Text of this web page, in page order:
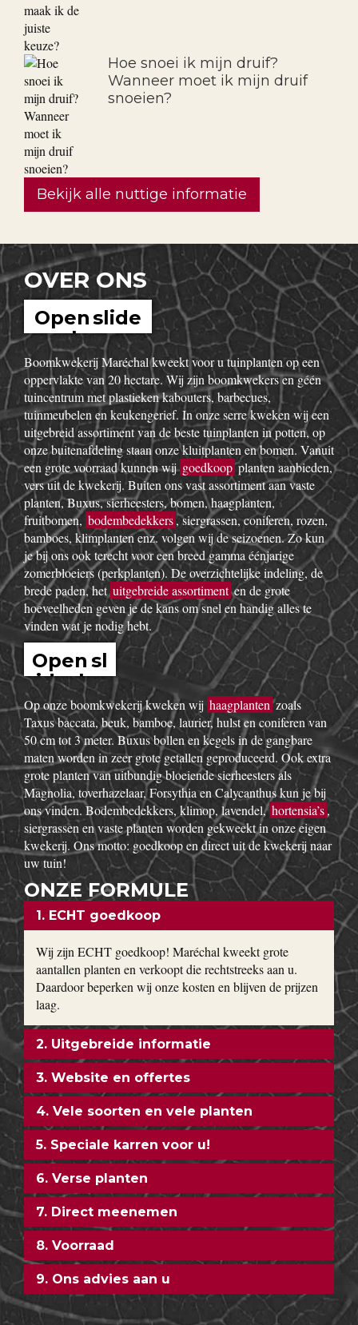
Hoe snoei ik mijn druif?
Wanneer moet ik mijn druif
snoeien?
Bekijk alle nuttige informatie
OVER ONS
Open slide
show
Boomkwekerij Maréchal kweekt voor u tuinplanten op een
oppervlakte van 20 hectare. Wij zijn boomkwekers en géén
tuincentrum met plastieken kabouters, barbecues,
tuinmeubelen en keukengerief. In onze serre kweken wij een
uitgebreid assortiment van de beste tuinplanten in potten, op
onze buitenafdeling staan onze kluitplanten en bomen. Vanuit
een grote voorraad kunnen wijgoedkoopplanten aanbieden,
vers uit de kwekerij. Buiten ons vast assortiment aan vaste
planten, Buxus, sierheesters, bomen, haagplanten,
fruitbomen, bodembedekkers, siergrassen, coniferen, rozen,
bamboes, klimplanten enz. volgen wij de seizoenen. Zo kun
je bij ons ook terecht voor een breed gamma éénjarige
zomerbloeiers (perkplanten). De overzichtelijke indeling, de
brede paden, hetuitgebreide assortimenten de grote
hoeveelheden geven je de kans om snel en handig alles te
vinden wat je nodig hebt.
Open sl
idesho
w
Op onze boomkwekerij kweken wij haagplantenzoals
Taxus baccata, beuk, bamboe, laurier, hulst en coniferen van
50 cm tot 3 meter. Buxus bollen en kegels in de gangbare
maten worden in zeer grote getallen geproduceerd. Ook extra
grote planten van uitbundig bloeiende sierheesters als
Magnolia, toverhazelaar, Forsythia en Calycanthus kun je bij
ons vinden. Bodembedekkers, klimop, lavendel,hortensia’s,
siergrassen en vaste planten worden gekweekt in onze eigen
kwekerij. Ons motto: goedkoop en direct uit de kwekerij naar
uw tuin!
ONZE FORMULE
1. ECHT goedkoop
Wij zijn ECHT goedkoop! Maréchal kweekt grote
aantallen planten en verkoopt die rechtstreeks aan u.
Daardoor beperken wij onze kosten en blijven de prijzen
laag.
2. Uitgebreide informatie
3. Website en offertes
4. Vele soorten en vele planten
5. Speciale karren voor u!
6. Verse planten
7. Direct meenemen
8. Voorraad
9. Ons advies aan u